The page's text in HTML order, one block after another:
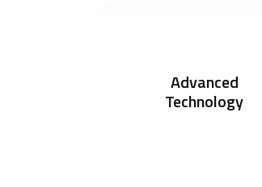
Advanced
Technology